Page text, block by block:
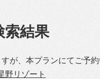
索結果
が、本プランにてご予
野リゾート